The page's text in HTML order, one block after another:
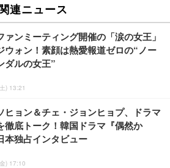
関連ニュース
ァンミーティング開催の「涙の女王」
ウォン！素顔は熱愛報道ゼロの“ノー
ダルの女王”
) 13:21
ヒョン＆チェ・ジョンヒョプ、ドラマ
徹底トーク！韓国ドラマ『偶然か
本独占インタビュー
) 17:10